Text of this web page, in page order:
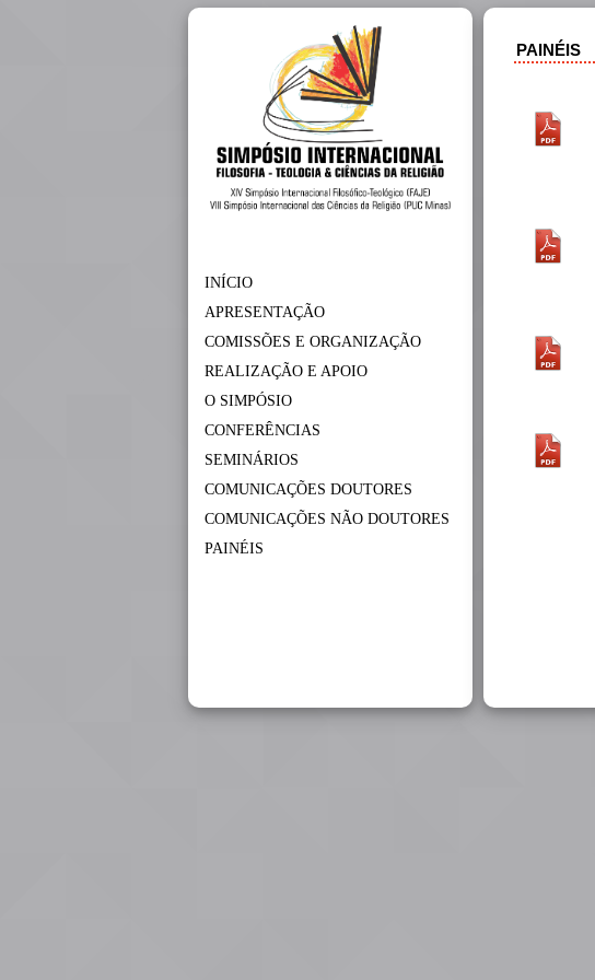
INÍCIO
APRESENTAÇÃO
COMISSÕES E ORGANIZAÇÃO
REALIZAÇÃO E APOIO
O SIMPÓSIO
CONFERÊNCIAS
SEMINÁRIOS
COMUNICAÇÕES DOUTORES
COMUNICAÇÕES NÃO DOUTORES
PAINÉIS
PAINÉIS